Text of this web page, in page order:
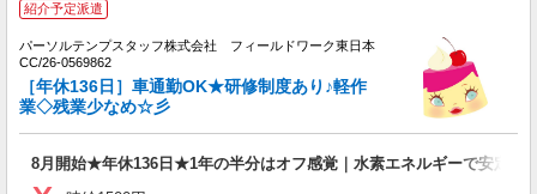
紹介予定派遣
パーソルテンプスタッフ株式会社 フィールドワーク東日本
CC/26-0569862
［年休136日］車通勤OK★研修制度あり♪軽作
業◇残業少なめ☆彡
8月開始★年休136日★1年の半分はオフ感覚｜水素エネルギーで安定キ